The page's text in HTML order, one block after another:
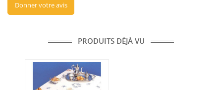
Donner votre avis
PRODUITS DÉJÀ VU